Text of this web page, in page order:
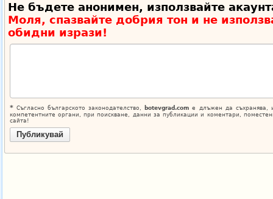
Не бъдете анонимен, използвайте
Моля, спазвайте добрия тон и не
обидни изрази!
*Съгласно българското законодателство, botevgrad.com е длъжен да съхранява,
компетентните органи, при поискване, данни за публикации и коментари,
сайта!